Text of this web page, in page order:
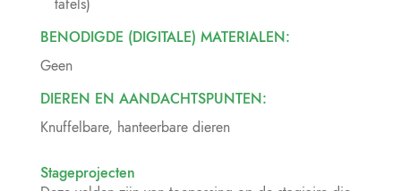
BENODIGDE (DIGITALE) MATERIALEN:
Geen
DIEREN EN AANDACHTSPUNTEN:
Knuffelbare, hanteerbare dieren
Stageprojecten